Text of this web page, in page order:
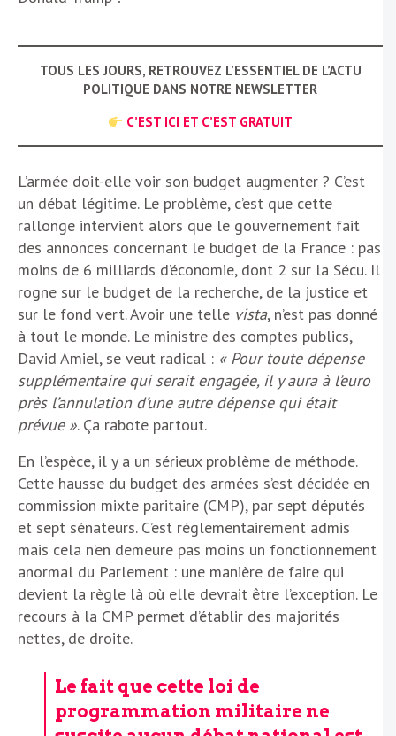
TOUS LES JOURS, RETROUVEZ L’ESSENTIEL DE L’ACTU
POLITIQUE DANS NOTRE NEWSLETTER
C’EST ICI ET C’EST GRATUIT
L’armée doit-elle voir son budget augmenter ? C’est
un débat légitime. Le problème, c’est que cette
rallonge intervient alors que le gouvernement fait
des annonces concernant le budget de la France : pas
moins de 6 milliards d’économie, dont 2 sur la Sécu. Il
rogne sur le budget de la recherche, de la justice et
sur le fond vert. Avoir une telle vista, n’est pas donné
à tout le monde. Le ministre des comptes publics,
David Amiel, se veut radical : « Pour toute dépense
supplémentaire qui serait engagée, il y aura à l’euro
près l’annulation d’une autre dépense qui était
prévue ». Ça rabote partout.
En l’espèce, il y a un sérieux problème de méthode.
Cette hausse du budget des armées s’est décidée en
commission mixte paritaire (CMP), par sept députés
et sept sénateurs. C’est réglementairement admis
mais cela n’en demeure pas moins un fonctionnement
anormal du Parlement : une manière de faire qui
devient la règle là où elle devrait être l’exception. Le
recours à la CMP permet d’établir des majorités
nettes, de droite.
Le fait que cette loi de
programmation militaire ne